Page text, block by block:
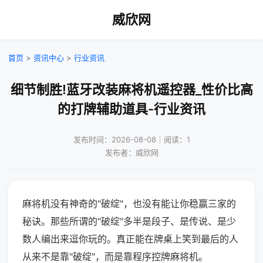
威欣网
首页 > 资讯中心 > 行业资讯
细节制胜!蓝牙改装麻将机遥控器_性价比高
的打牌辅助道具-行业资讯
发布时间：2026-08-08｜阅读：1
发布者：威欣网
麻将机没有神奇的"破绽"，也没有能让你稳赢三家的
秘诀。那些所谓的"破绽"多半是段子、是传说、是少
数人编出来逗你玩的。真正能在牌桌上笑到最后的人
从来不是靠"破绽"，而是靠程序控牌麻将机。